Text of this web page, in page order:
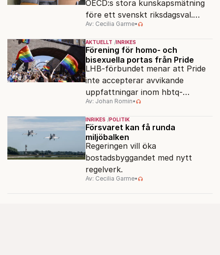
OECD:s stora kunskapsmätning
före ett svenskt riksdagsval.
Resultatet kan ge skolfrågan ny
kraft under valrörelsens sista
dagar.
Av: Cecilia Garme•
AKTUELLT INRIKES
Förening för homo- och
bisexuella portas från Pride
LHB-förbundet menar att Pride
inte accepterar avvikande
uppfattningar inom hbtq-
rörelsen. "Vi har inga problem
med transpersoner", säger
ordföranden Linn Saarinen.
Av: Johan Romin•
INRIKES POLITIK
Försvaret kan få runda
miljöbalken
Regeringen vill öka
bostadsbyggandet med nytt
regelverk.
Av: Cecilia Garme•